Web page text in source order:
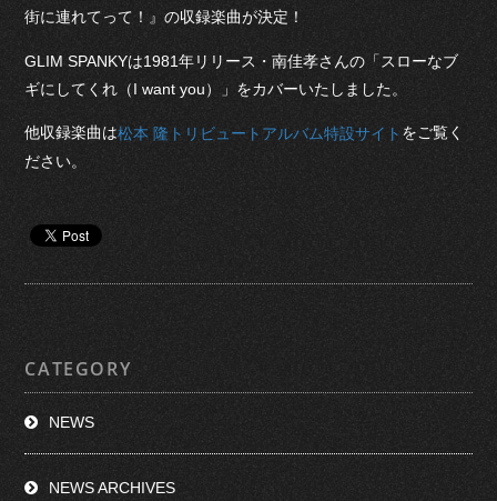
街に連れてって！』の収録楽曲が決定！
GLIM SPANKYは1981年リリース・南佳孝さんの「スローなブ
ギにしてくれ（I want you）」をカバーいたしました。
他収録楽曲は松本 隆トリビュートアルバム特設サイト をご覧く
ださい。
CATEGORY
NEWS
NEWS ARCHIVES